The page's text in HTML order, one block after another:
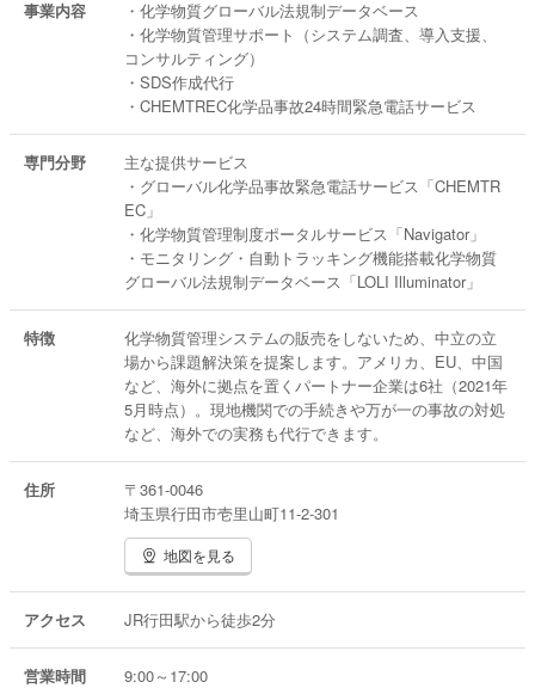
事業内容
・化学物質グローバル法規制データベース
・化学物質管理サポート（システム調査、導入支援、
コンサルティング）
・SDS作成代行
・CHEMTREC化学品事故24時間緊急電話サービス
専門分野
主な提供サービス
・グローバル化学品事故緊急電話サービス「CHEMTR
EC」
・化学物質管理制度ポータルサービス「Navigator」
・モニタリング・自動トラッキング機能搭載化学物質
グローバル法規制データベース「LOLI Illuminator」
特徴
化学物質管理システムの販売をしないため、中立の立
場から課題解決策を提案します。アメリカ、EU、中国
など、海外に拠点を置くパートナー企業は6社（2021年
5月時点）。現地機関での手続きや万が一の事故の対処
など、海外での実務も代行できます。
住所
〒361-0046
埼玉県行田市壱里山町11-2-301
地図を見る
アクセス JR行田駅から徒歩2分
営業時間 9:00～17:00